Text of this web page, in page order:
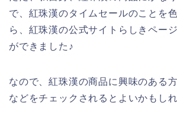
で、紅珠漢のタイムセールのことを
ら、紅珠漢の公式サイトらしきペー
ができました♪
なので、紅珠漢の商品に興味のある
などをチェックされるとよいかもしれ